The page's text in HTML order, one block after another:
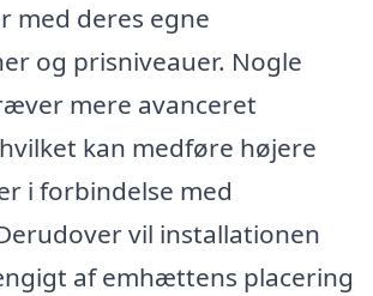
med deres egne
og prisniveauer. Nogle
mere avanceret
kan medføre højere
i forbindelse med
vil installationen
af emhættens placering